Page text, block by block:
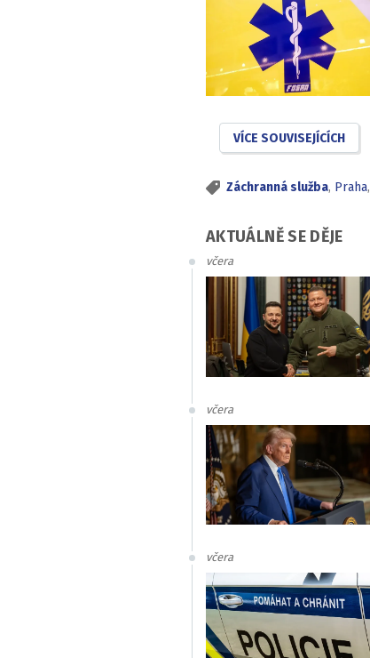
VÍCE SOUVISEJÍCÍCH
Záchranná služba, Praha,
AKTUÁLNĚ SE DĚJE
včera
včera
včera